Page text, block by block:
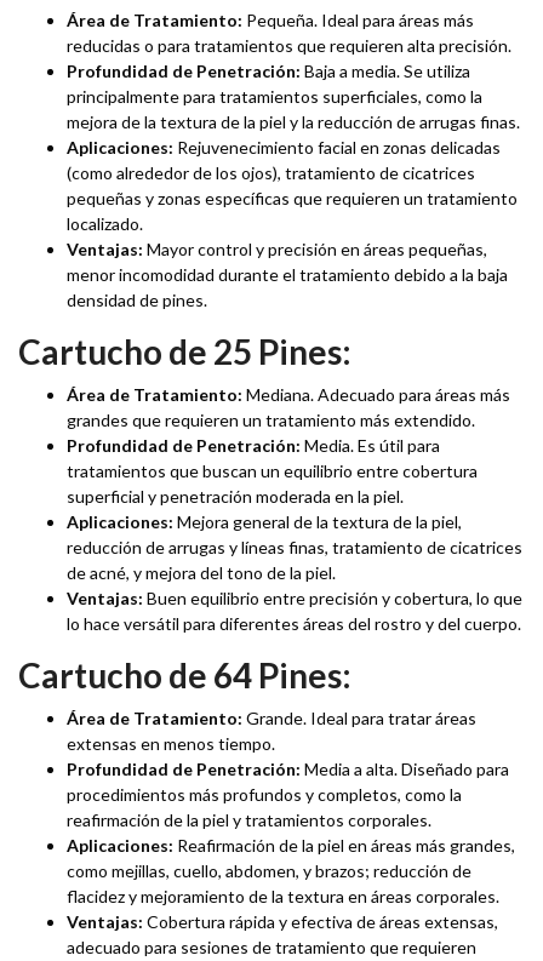
Área de Tratamiento: Pequeña. Ideal para áreas más
reducidas o para tratamientos que requieren alta precisión.
Profundidad de Penetración: Baja a media. Se utiliza
principalmente para tratamientos superficiales, como la
mejora de la textura de la piel y la reducción de arrugas finas.
Aplicaciones: Rejuvenecimiento facial en zonas delicadas
(como alrededor de los ojos), tratamiento de cicatrices
pequeñas y zonas específicas que requieren un tratamiento
localizado.
Ventajas: Mayor control y precisión en áreas pequeñas,
menor incomodidad durante el tratamiento debido a la baja
densidad de pines.
Cartucho de 25 Pines:
Área de Tratamiento: Mediana. Adecuado para áreas más
grandes que requieren un tratamiento más extendido.
Profundidad de Penetración: Media. Es útil para
tratamientos que buscan un equilibrio entre cobertura
superficial y penetración moderada en la piel.
Aplicaciones: Mejora general de la textura de la piel,
reducción de arrugas y líneas finas, tratamiento de cicatrices
de acné, y mejora del tono de la piel.
Ventajas: Buen equilibrio entre precisión y cobertura, lo que
lo hace versátil para diferentes áreas del rostro y del cuerpo.
Cartucho de 64 Pines:
Área de Tratamiento: Grande. Ideal para tratar áreas
extensas en menos tiempo.
Profundidad de Penetración: Media a alta. Diseñado para
procedimientos más profundos y completos, como la
reafirmación de la piel y tratamientos corporales.
Aplicaciones: Reafirmación de la piel en áreas más grandes,
como mejillas, cuello, abdomen, y brazos; reducción de
flacidez y mejoramiento de la textura en áreas corporales.
Ventajas: Cobertura rápida y efectiva de áreas extensas,
adecuado para sesiones de tratamiento que requieren